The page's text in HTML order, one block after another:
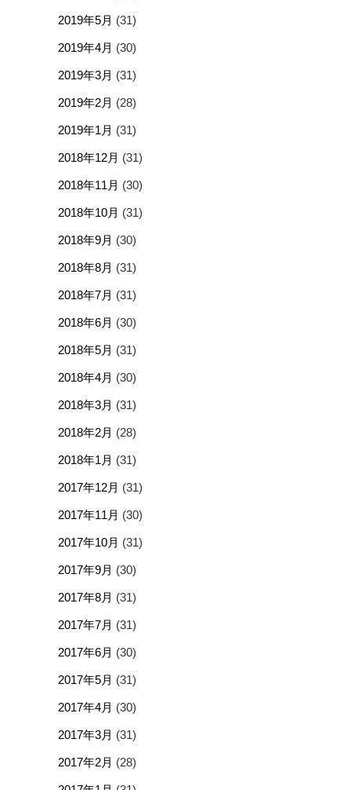
2019年5月 (31)
2019年4月 (30)
2019年3月 (31)
2019年2月 (28)
2019年1月 (31)
2018年12月 (31)
2018年11月 (30)
2018年10月 (31)
2018年9月 (30)
2018年8月 (31)
2018年7月 (31)
2018年6月 (30)
2018年5月 (31)
2018年4月 (30)
2018年3月 (31)
2018年2月 (28)
2018年1月 (31)
2017年12月 (31)
2017年11月 (30)
2017年10月 (31)
2017年9月 (30)
2017年8月 (31)
2017年7月 (31)
2017年6月 (30)
2017年5月 (31)
2017年4月 (30)
2017年3月 (31)
2017年2月 (28)